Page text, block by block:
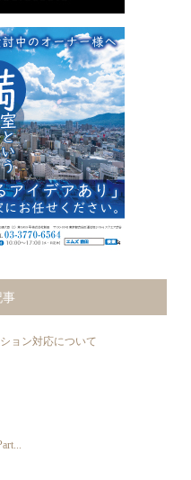
事
ョン対応について